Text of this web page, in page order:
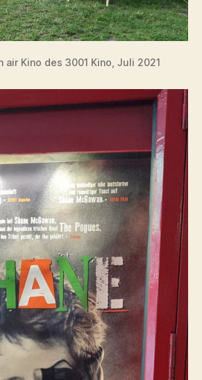
air Kino des 3001 Kino, Juli 2021